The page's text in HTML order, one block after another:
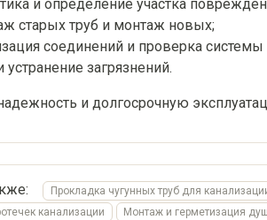
и определение участка
старых труб и монтаж новых;
соединений и проверка системы
устранение загрязнений.
и долгосрочную
Прокладка чугунных труб для
канализации
Монтаж и герметизация